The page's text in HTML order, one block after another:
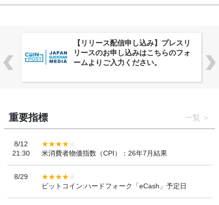
株式会社PlnX、アジア最大級のグロ
ーバルWeb3カンファレンス
「WebX2026」とのコラボレーショ
重要指標 一覧
8/12
21:30
米消費者物価指数（CPI）：26年7月結果
8/29
ビットコイン:ハードフォーク「eCash」予定日